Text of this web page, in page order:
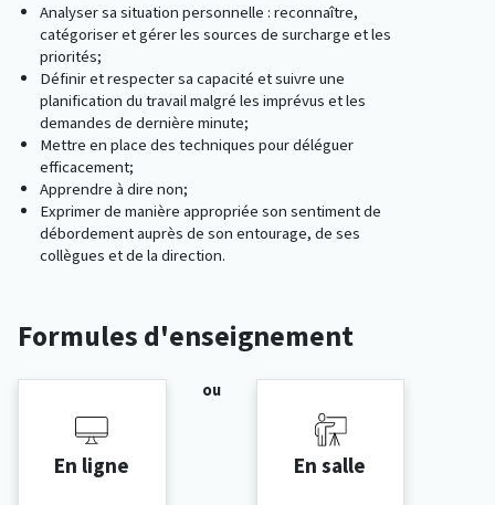
Analyser sa situation personnelle : reconnaître,
catégoriser et gérer les sources de surcharge et les
priorités;
Définir et respecter sa capacité et suivre une
planification du travail malgré les imprévus et les
demandes de dernière minute;
Mettre en place des techniques pour déléguer
efficacement;
Apprendre à dire non;
Exprimer de manière appropriée son sentiment de
débordement auprès de son entourage, de ses
collègues et de la direction.
Formules d'enseignement
En ligne
ou
En salle